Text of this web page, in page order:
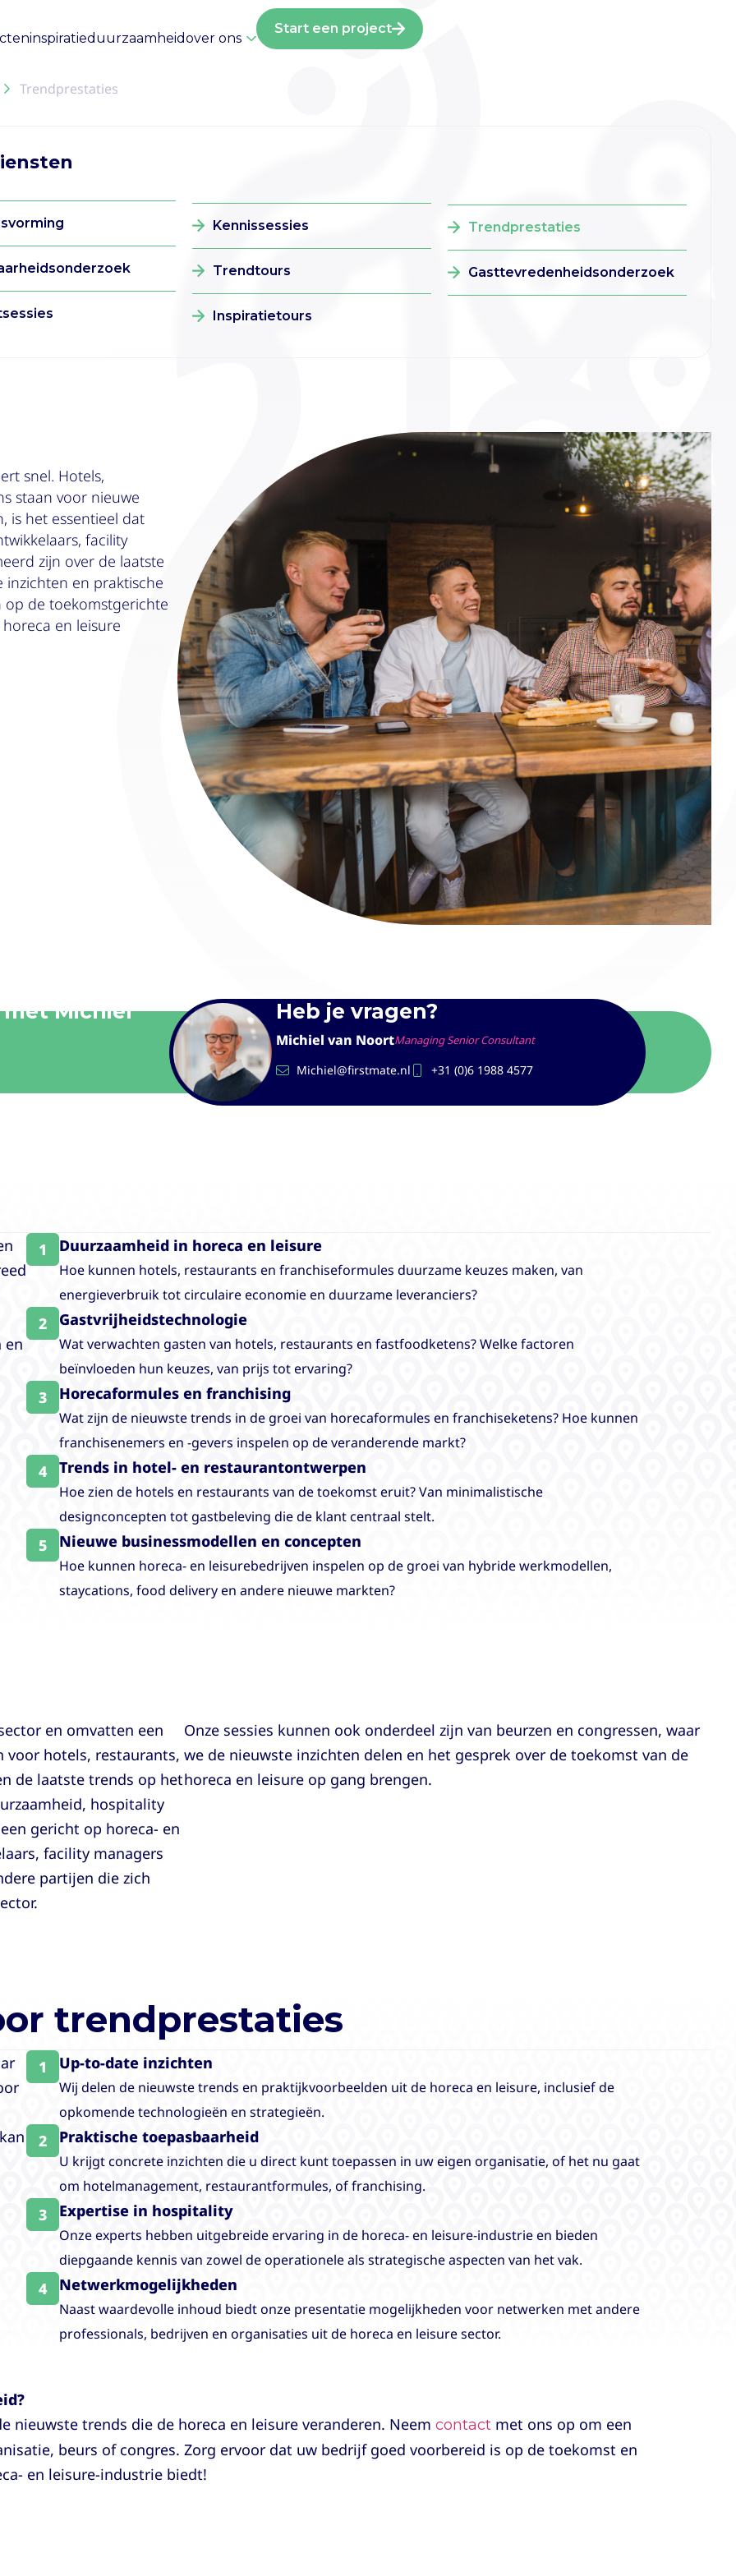
inspiratieduurzaamheidover ons
Start een project
Trendprestaties
Kennissessies
Trendtours
Inspiratietours
Trendprestaties
Gasttevredenheidsonderzoek
snel. Hotels,
staan voor nieuwe
is het essentieel dat
facility
zijn over de laatste
en praktische
op de toekomstgerichte
en leisure
Michiel Heb je vragen?
Michiel van NoortManaging Senior Consultant
Michiel@firstmate.nl +31 (0)6 1988 4577
en
1 Duurzaamheid in horeca en leisure
Hoe kunnen hotels, restaurants en franchiseformules duurzame keuzes maken, van
energieverbruik tot circulaire economie en duurzame leveranciers?
2 Gastvrijheidstechnologie
Wat verwachten gasten van hotels, restaurants en fastfoodketens? Welke factoren
beïnvloeden hun keuzes, van prijs tot ervaring?
3 Horecaformules en franchising
Wat zijn de nieuwste trends in de groei van horecaformules en franchiseketens? Hoe kunnen
franchisenemers en -gevers inspelen op de veranderende markt?
4 Trends in hotel- en restaurantontwerpen
Hoe zien de hotels en restaurants van de toekomst eruit? Van minimalistische
designconcepten tot gastbeleving die de klant centraal stelt.
5 Nieuwe businessmodellen en concepten
Hoe kunnen horeca- en leisurebedrijven inspelen op de groei van hybride werkmodellen,
staycations, food delivery en andere nieuwe markten?
en omvatten een
voor hotels, restaurants,
de laatste trends op het
hospitality
gericht op horeca- en
facility managers
partijen die zich
Onze sessies kunnen ook onderdeel zijn van beurzen en congressen, waar
we de nieuwste inzichten delen en het gesprek over de toekomst van de
horeca en leisure op gang brengen.
trendprestaties
1 Up-to-date inzichten
Wij delen de nieuwste trends en praktijkvoorbeelden uit de horeca en leisure, inclusief de
opkomende technologieën en strategieën.
2 Praktische toepasbaarheid
U krijgt concrete inzichten die u direct kunt toepassen in uw eigen organisatie, of het nu gaat
om hotelmanagement, restaurantformules, of franchising.
3 Expertise in hospitality
Onze experts hebben uitgebreide ervaring in de horeca- en leisure-industrie en bieden
diepgaande kennis van zowel de operationele als strategische aspecten van het vak.
4 Netwerkmogelijkheden
Naast waardevolle inhoud biedt onze presentatie mogelijkheden voor netwerken met andere
professionals, bedrijven en organisaties uit de horeca en leisure sector.
nieuwste trends die de horeca en leisure veranderen. Neem contact met ons op om een
beurs of congres. Zorg ervoor dat uw bedrijf goed voorbereid is op de toekomst en
en leisure-industrie biedt!